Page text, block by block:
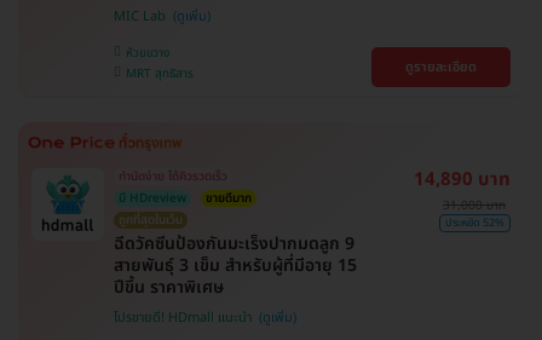
MIC Lab
ห้วยขวาง
MRT สุทธิสาร
ดูรายละเอียด
ทำนัดง่าย ได้คิวรวดเร็ว
มี HDreview
ขายดีมาก
ถูกที่สุดในเว็บ
ฉีดวัคซีนป้องกันมะเร็งปากมดลูก 9
สายพันธุ์ 3 เข็ม สำหรับผู้ที่มีอายุ 15
ปีขึ้น ราคาพิเศษ
โปรขายดี! HDmall แนะนำ
14,890 บาท
31,000 บาท
ประหยัด 52%